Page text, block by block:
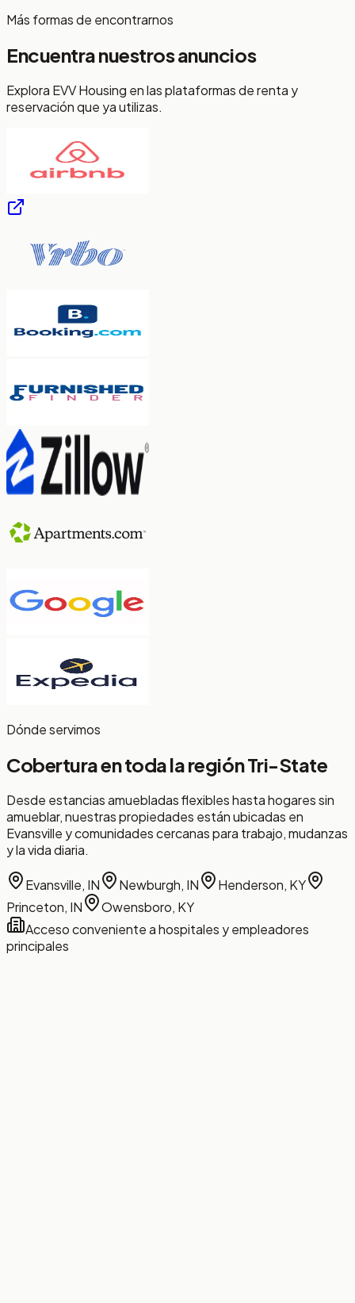
Más formas de encontrarnos
Encuentra nuestros anuncios
Explora EVV Housing en las plataformas de renta y
reservación que ya utilizas.
Dónde servimos
Cobertura en toda laregión Tri-State
Desde estancias amuebladas flexibles hasta hogares sin
amueblar, nuestras propiedades están ubicadas en
Evansville y comunidades cercanas para trabajo, mudanzas
y la vida diaria.
Evansville, IN Newburgh, IN
Henderson, KY
Princeton, IN
Owensboro, KY
Acceso conveniente a hospitales y empleadores
principales